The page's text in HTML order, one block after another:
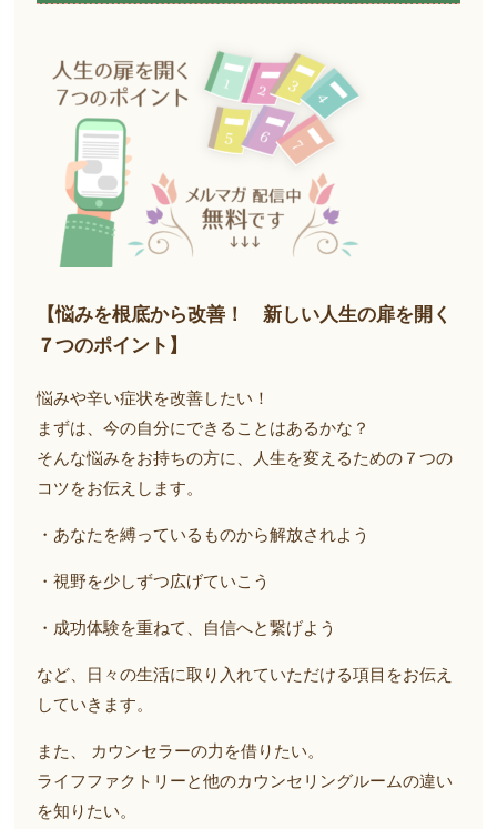
【悩みを根底から改善！ 新しい人生の扉を開く
７つのポイント】
悩みや辛い症状を改善したい！
まずは、今の自分にできることはあるかな？
そんな悩みをお持ちの方に、人生を変えるための７つの
コツをお伝えします。
・あなたを縛っているものから解放されよう
・視野を少しずつ広げていこう
・成功体験を重ねて、自信へと繋げよう
など、日々の生活に取り入れていただける項目をお伝え
していきます。
また、 カウンセラーの力を借りたい。
ライフファクトリーと他のカウンセリングルームの違い
を知りたい。